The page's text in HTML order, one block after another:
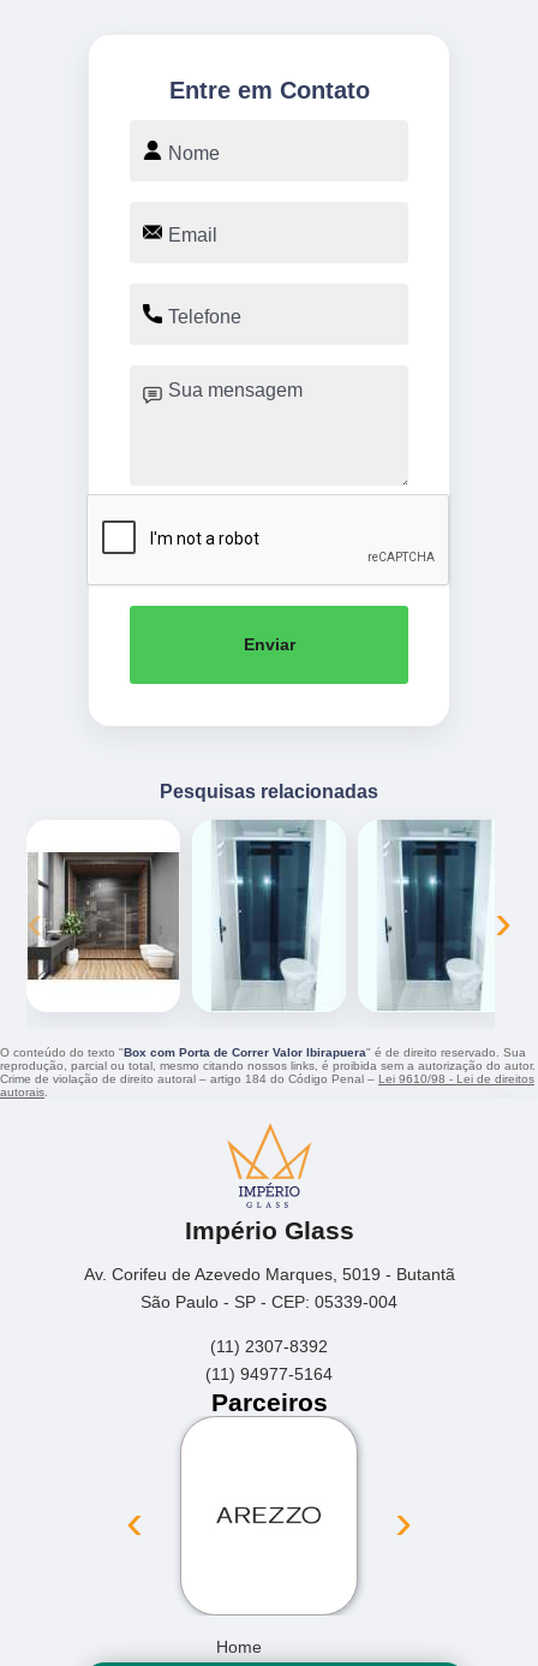
Entre em Contato
Enviar
Pesquisas relacionadas
‹ ›
O conteúdo do texto "Box com Porta de Correr Valor Ibirapuera" é de direito reservado. Sua
reprodução, parcial ou total, mesmo citando nossos links, é proibida sem a autorização do autor.
Crime de violação de direito autoral – artigo 184 do Código Penal – Lei 9610/98 - Lei de direitos
autorais
Império Glass
Av. Corifeu de Azevedo Marques, 5019 - Butantã
São Paulo - SP - CEP: 05339-004
(11) 2307-8392
(11) 94977-5164
Parceiros
‹ ›
Home